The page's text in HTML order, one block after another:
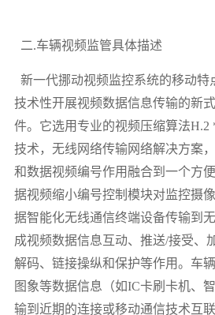
二.车辆视频监管具体描述
新一代挪动视频监控系统的移动特
技术性开展视频数据信息传输的新
件。它选用专业的视频压缩算法
技术，无线网络传输网络解决方案
和数据视频编号作用融合到一个方
据视频缩小编号控制模块对监控摄
据智能化无线通信终端设备传输到
成视频数据信息互动、推送/接受、
解码、链接操纵和保护等作用。车
图象等数据信息（如IC卡刷卡机、
输到近期的连接或移动通信技术互